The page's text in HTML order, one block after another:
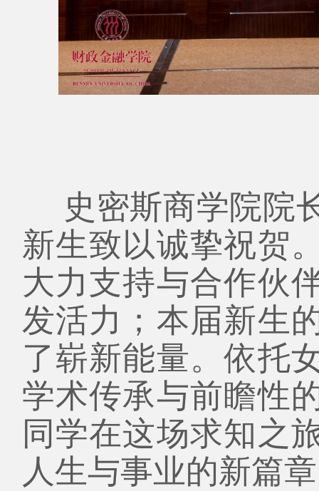
史密斯商学院院
新生致以诚挚祝贺
大力支持与合作伙
发活力；本届新生
了崭新能量。依托
学术传承与前瞻性
同学在这场求知之
人生与事业的新篇